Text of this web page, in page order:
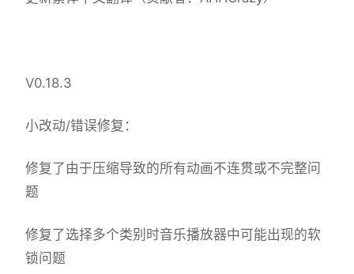
V0.18.3
小改动/错误修复：
修复了由于压缩导致的所有动画不连贯或不完整问
题
修复了选择多个类别时音乐播放器中可能出现的软
锁问题